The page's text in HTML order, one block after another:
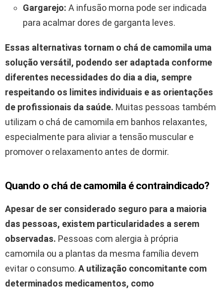
Gargarejo: A infusão morna pode ser indicada
para acalmar dores de garganta leves.
Essas alternativas tornam o chá de camomila uma
solução versátil, podendo ser adaptada conforme
diferentes necessidades do dia a dia, sempre
respeitando os limites individuais e as orientações
de profissionais da saúde. Muitas pessoas também
utilizam o chá de camomila em banhos relaxantes,
especialmente para aliviar a tensão muscular e
promover o relaxamento antes de dormir.
Quando o chá de camomila é contraindicado?
Apesar de ser considerado seguro para a maioria
das pessoas, existem particularidades a serem
observadas. Pessoas com alergia à própria
camomila ou a plantas da mesma família devem
evitar o consumo. A utilização concomitante com
determinados medicamentos, como